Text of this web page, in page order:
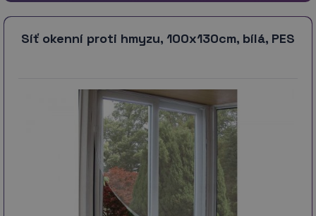
Síť okenní proti hmyzu, 100x130cm, bílá, PES